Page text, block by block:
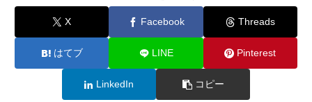
X Facebook Threads
はてブ LINE Pinterest
LinkedIn コピー